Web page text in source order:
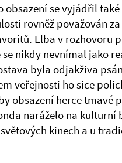
obsazení se vyjádřil
rovněž považován
Elba v rozhovoru
se nikdy nevnímal jako
byla odjakživa
veřejnosti ho sice
obsazení herce tmavé
naráželo na kulturní
kinech a u